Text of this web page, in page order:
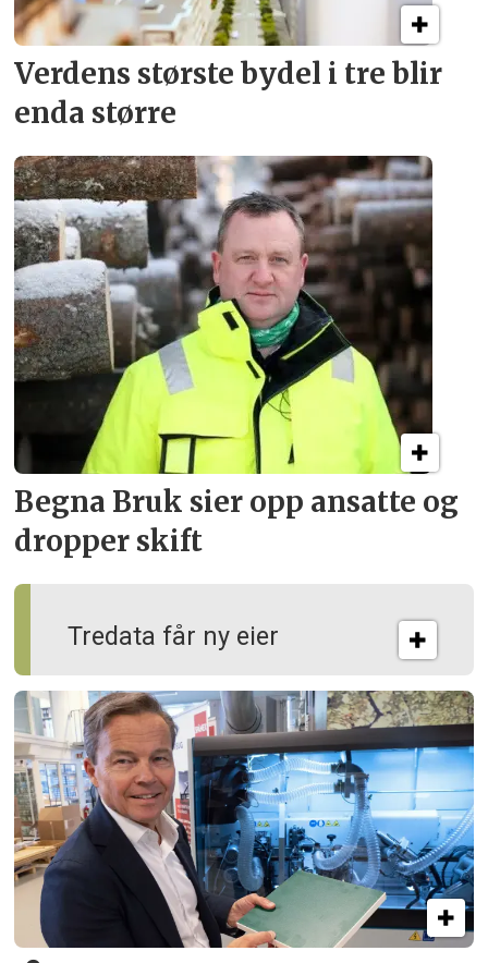
Verdens største bydel i tre blir
enda større
Tredata får ny eier
Begna Bruk sier opp ansatte og
dropper skift